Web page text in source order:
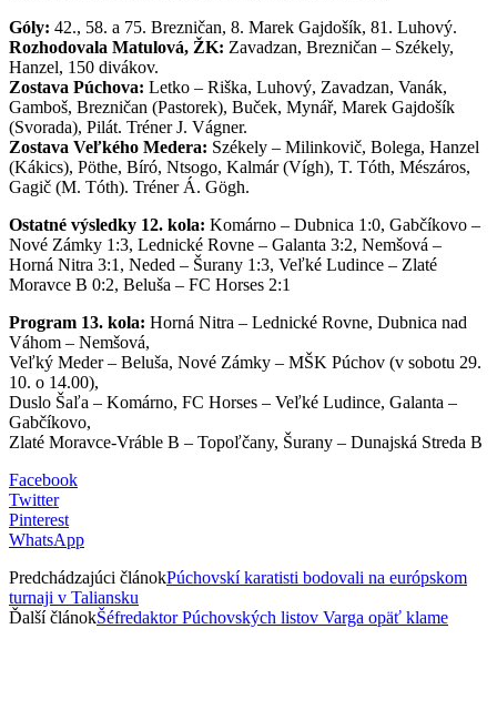
Góly: 42., 58. a 75. Brezničan, 8. Marek Gajdošík, 81. Luhový.
Rozhodovala Matulová, ŽK: Zavadzan, Brezničan – Székely,
Hanzel, 150 divákov.
Zostava Púchova: Letko – Riška, Luhový, Zavadzan, Vanák,
Gamboš, Brezničan (Pastorek), Buček, Mynář, Marek Gajdošík
(Svorada), Pilát. Tréner J. Vágner.
Zostava Veľkého Medera: Székely – Milinkovič, Bolega, Hanzel
(Kákics), Pöthe, Bíró, Ntsogo, Kalmár (Vígh), T. Tóth, Mészáros,
Gagič (M. Tóth). Tréner Á. Gögh.
Ostatné výsledky 12. kola: Komárno – Dubnica 1:0, Gabčíkovo –
Nové Zámky 1:3, Lednické Rovne – Galanta 3:2, Nemšová –
Horná Nitra 3:1, Neded – Šurany 1:3, Veľké Ludince – Zlaté
Moravce B 0:2, Beluša – FC Horses 2:1
Program 13. kola: Horná Nitra – Lednické Rovne, Dubnica nad
Váhom – Nemšová,
Veľký Meder – Beluša, Nové Zámky – MŠK Púchov (v sobotu 29.
10. o 14.00),
Duslo Šaľa – Komárno, FC Horses – Veľké Ludince, Galanta –
Gabčíkovo,
Zlaté Moravce-Vráble B – Topoľčany, Šurany – Dunajská Streda B
Facebook
Twitter
Pinterest
WhatsApp
Predchádzajúci článokPúchovskí karatisti bodovali na európskom
turnaji v Taliansku
Ďalší článokŠéfredaktor Púchovských listov Varga opäť klame